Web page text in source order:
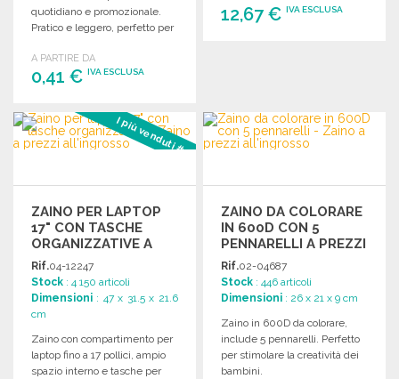
quotidiano e promozionale.
Pratico e leggero, perfetto per
A PARTIRE DA
0,41 € IVA ESCLUSA
ORDINARE
Richiedi un preventivo
12,67 €IVA ESCLUSA
I più venduti #3
ZAINO PER LAPTOP
17" CON TASCHE
ORGANIZZATIVE A
PREZZI
ALL'INGROSSO
Rif.04-12247
Stock : 4 150 articoli
Dimensioni : 47 x 31.5 x 21.6
cm
Zaino con compartimento per
laptop fino a 17 pollici, ampio
spazio interno e tasche per
ZAINO DA COLORARE
IN 600D CON 5
PENNARELLI A PREZZI
ALL'INGROSSO
Rif.02-04687
Stock : 446 articoli
Dimensioni : 26 x 21 x 9 cm
Zaino in 600D da colorare,
include 5 pennarelli. Perfetto
per stimolare la creatività dei
bambini.